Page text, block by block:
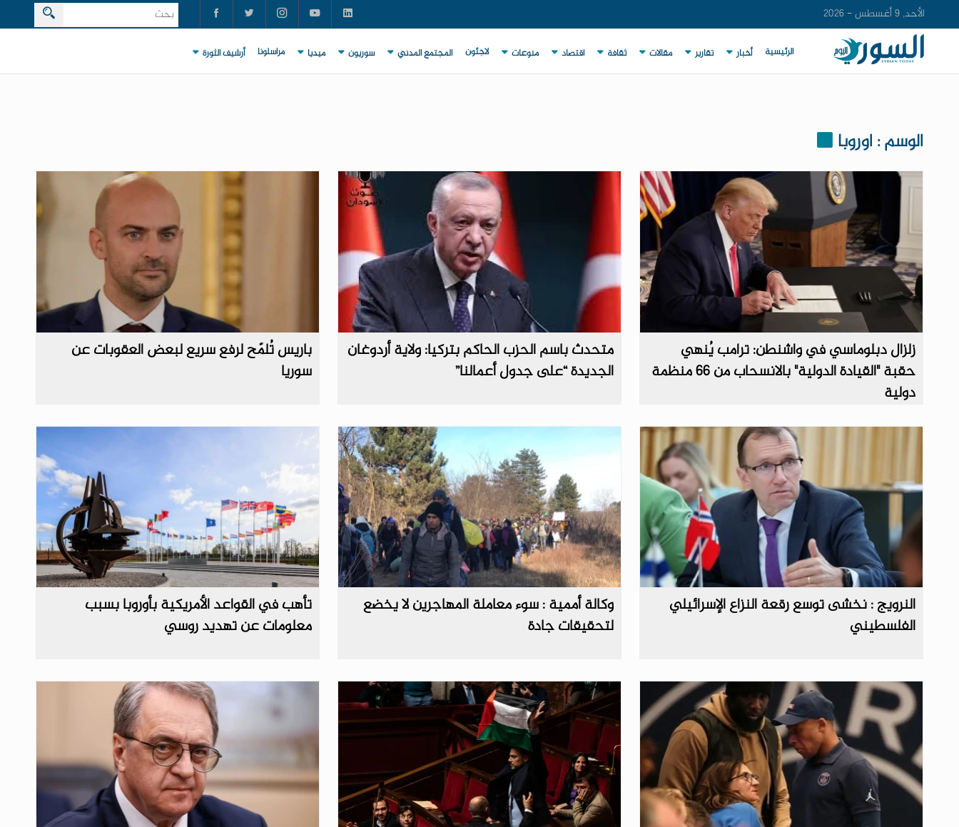
الأحد, 9 أغسطس - 2026
الرئيسية أخبار تقارير مقالات ثقافة اقتصاد منوعات لاجئون المجتمع المدني سوريون ميديا مراسلونا أرشيف الثورة
الوسم : اوروبا
زلزال دبلوماسي في واشنطن: ترامب يُنهي
حقبة "القيادة الدولية" بالانسحاب من 66 منظمة
دولية
متحدث باسم الحزب الحاكم بتركيا: ولاية أردوغان
الجديدة “على جدول أعمالنا”
باريس تُلمّح لرفع سريع لبعض العقوبات عن
سوريا
النرويج : نخشى توسع رقعة النزاع الإسرائيلي
الفلسطيني
وكالة أممية : سوء معاملة المهاجرين لا يخضع
لتحقيقات جادة
تأهب في القواعد الأمريكية بأوروبا بسبب
معلومات عن تهديد روسي